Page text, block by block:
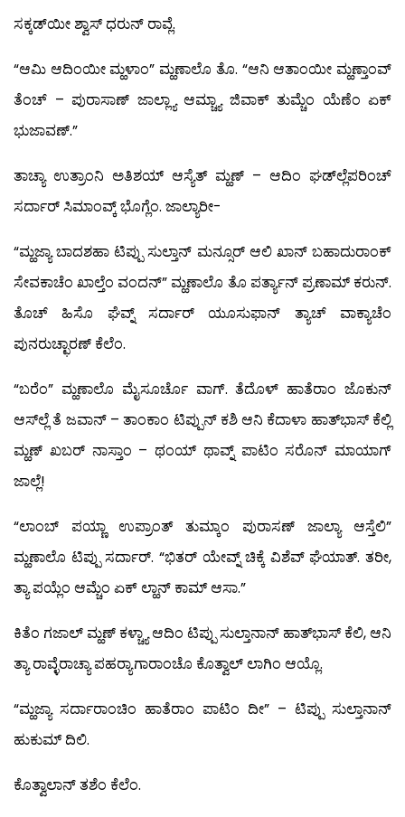
ಸಕ್ಕಡ್‍ಯೀ ಶ್ವಾಸ್ ಧರುನ್ ರಾವ್ಲೆ.
“ಆಮಿ ಆದಿಂಯೀ ಮ್ಹಳಾಂ” ಮ್ಹಣಾಲೊ ತೊ. “ಆನಿ ಆತಾಂಯೀ ಮ್ಹಣ್ತಾಂವ್
ತೆಂಚ್ – ಪುರಾಸಾಣ್ ಜಾಲ್ಲ್ಯಾ ಆಮ್ಚ್ಯಾ ಜಿವಾಕ್ ತುಮ್ಚೆಂ ಯೆಣೆಂ ಏಕ್
ಭುಜಾವಣ್.”
ತಾಚ್ಯಾ ಉತ್ರಾಂನಿ ಅತಿಶಯ್ ಆಸ್ಯೆತ್ ಮ್ಹಣ್ – ಆದಿಂ ಘಡ್‍ಲ್ಲೆಪರಿಂಚ್
ಸರ್ದಾರ್ ಸಿಮಾಂವ್ಕ್ ಭೊಗ್ಲೆಂ. ಜಾಲ್ಯಾರೀ-
“ಮ್ಹಜ್ಯಾ ಬಾದಶಹಾ ಟಿಪ್ಪು ಸುಲ್ತಾನ್ ಮನ್ಸೂರ್ ಆಲಿ ಖಾನ್ ಬಹಾದುರಾಂಕ್
ಸೇವಕಾಚೆಂ ಖಾಲ್ತೆಂ ವಂದನ್” ಮ್ಹಣಾಲೊ ತೊ ಪರ್ತ್ಯಾನ್ ಪ್ರಣಾಮ್ ಕರುನ್.
ತೊಚ್ ಹಿಸೊ ಘೆವ್ನ್ ಸರ್ದಾರ್ ಯೂಸುಫಾನ್ ತ್ಯಾಚ್ ವಾಕ್ಯಾಚೆಂ
ಪುನರುಚ್ಛಾರಣ್ ಕೆಲೆಂ.
“ಬರೆಂ” ಮ್ಹಣಾಲೊ ಮೈಸೂರ್ಚೊ ವಾಗ್. ತೆದೊಳ್ ಹಾತೆರಾಂ ಜೊಕುನ್
ಆಸ್‍ಲ್ಲೆ ತೆ ಜವಾನ್ – ತಾಂಕಾಂ ಟಿಪ್ಪುನ್ ಕಶಿ ಆನಿ ಕೆದಾಳಾ ಹಾತ್‍ಭಾಸ್ ಕೆಲ್ಲಿ
ಮ್ಹಣ್ ಖಬರ್ ನಾಸ್ತಾಂ – ಥಂಯ್ ಥಾವ್ನ್ ಪಾಟಿಂ ಸರೊನ್ ಮಾಯಾಗ್
ಜಾಲ್ಲೆ!
“ಲಾಂಬ್ ಪಯ್ಣಾ ಉಪ್ರಾಂತ್ ತುಮ್ಕಾಂ ಪುರಾಸಣ್ ಜಾಲ್ಯಾ ಆಸ್ತೆಲಿ”
ಮ್ಹಣಾಲೊ ಟಿಪ್ಪು ಸರ್ದಾರ್. “ಭಿತರ್ ಯೇವ್ನ್ ಚಿಕ್ಕೆ ವಿಶೆವ್ ಘೆಯಾತ್. ತರೀ,
ತ್ಯಾ ಪಯ್ಲೆಂ ಆಮ್ಚೆಂ ಏಕ್ ಲ್ಹಾನ್ ಕಾಮ್ ಆಸಾ.”
ಕಿತೆಂ ಗಜಾಲ್ ಮ್ಹಣ್ ಕಳ್ಚ್ಯಾ ಆದಿಂ ಟಿಪ್ಪು ಸುಲ್ತಾನಾನ್ ಹಾತ್‍ಭಾಸ್ ಕೆಲಿ, ಆನಿ
ತ್ಯಾ ರಾವ್ಳೆರಾಚ್ಯಾ ಪಹರ್‍ಯಾಗಾರಾಂಚೊ ಕೊತ್ವಾಲ್ ಲಾಗಿಂ ಆಯ್ಲೊ.
“ಮ್ಹಜ್ಯಾ ಸರ್ದಾರಾಂಚಿಂ ಹಾತೆರಾಂ ಪಾಟಿಂ ದೀ” – ಟಿಪ್ಪು ಸುಲ್ತಾನಾನ್
ಹುಕುಮ್ ದಿಲಿ.
ಕೊತ್ವಾಲಾನ್ ತಶೆಂ ಕೆಲೆಂ.